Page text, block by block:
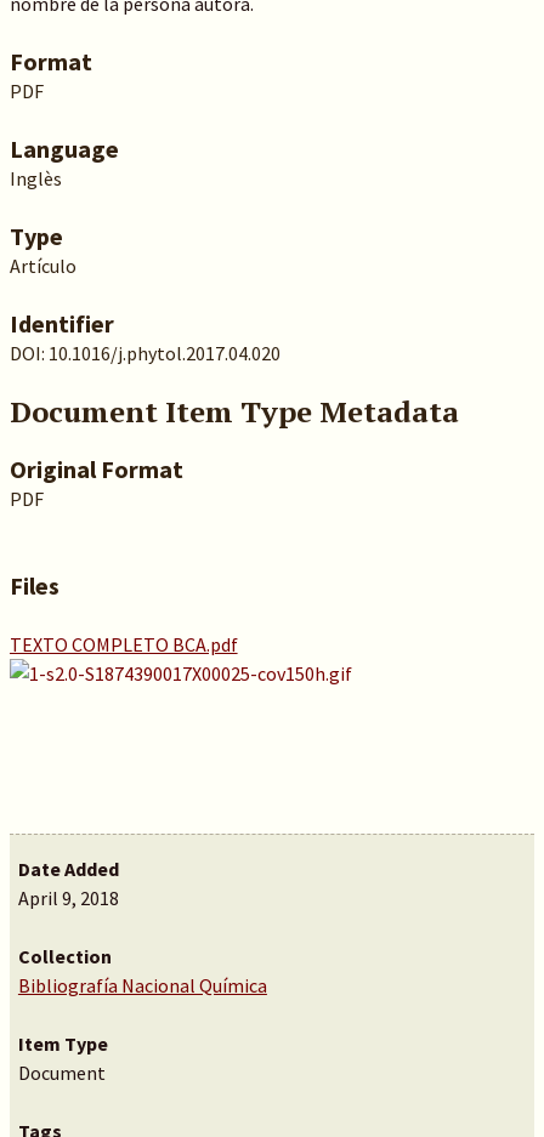
Format
PDF
Language
Inglès
Type
Artículo
Identifier
DOI: 10.1016/j.phytol.2017.04.020
Document Item Type Metadata
Original Format
PDF
Files
TEXTO COMPLETO BCA.pdf
Date Added
April 9, 2018
Collection
Bibliografía Nacional Química
Item Type
Document
Tags